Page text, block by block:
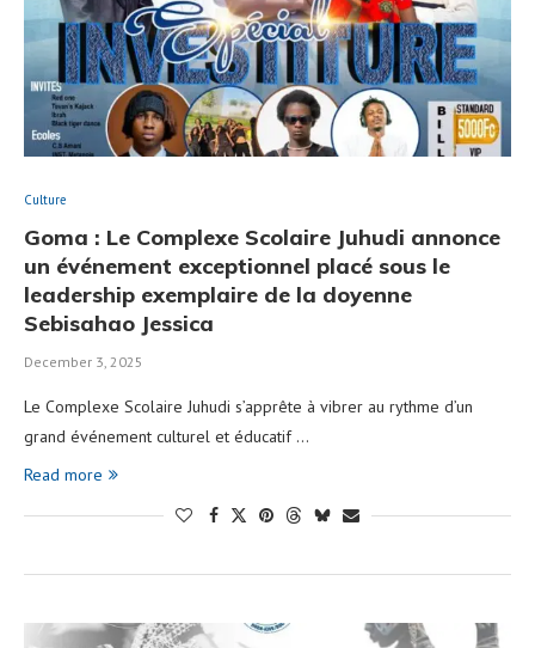
Culture
Goma : Le Complexe Scolaire Juhudi annonce
un événement exceptionnel placé sous le
leadership exemplaire de la doyenne
Sebisahao Jessica
December 3, 2025
Le Complexe Scolaire Juhudi s’apprête à vibrer au rythme d’un
grand événement culturel et éducatif …
Read more